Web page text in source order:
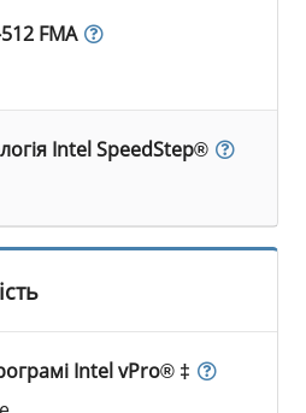
512 FMA
Intel SpeedStep®
Intel vPro® ‡